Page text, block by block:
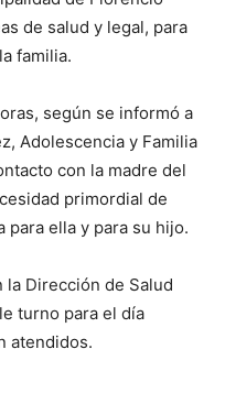
de salud y legal, para
familia.
según se informó a
Adolescencia y Familia
con la madre del
primordial de
ella y para su hijo.
Dirección de Salud
turno para el día
atendidos.